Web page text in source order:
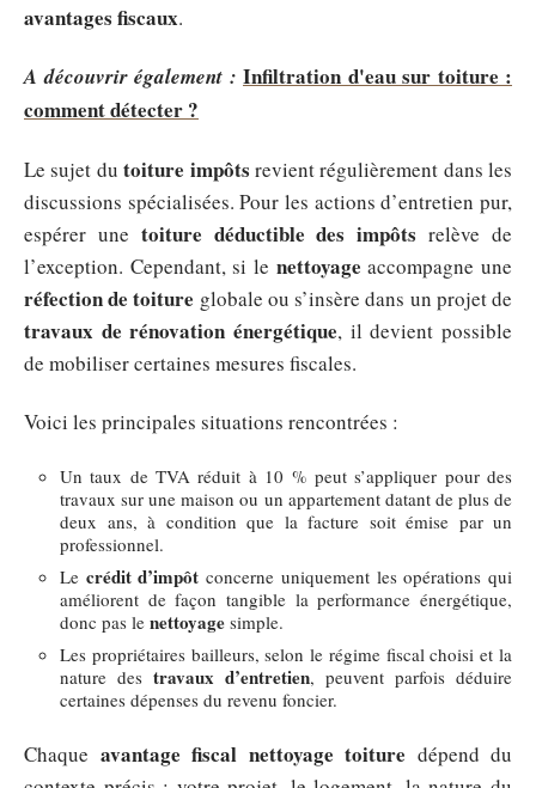
avantages fiscaux.
A découvrir également : Infiltration d'eau sur toiture :
comment détecter ?
Le sujet dutoiture impôts revient régulièrement dans les
discussions spécialisées. Pour les actions d’entretien pur,
espérer une toiture déductible des impôts relève de
l’exception. Cependant, si le nettoyage accompagne une
réfection de toiture globale ou s’insère dans un projet de
travaux de rénovation énergétique, il devient possible
de mobiliser certaines mesures fiscales.
Voici les principales situations rencontrées :
Un taux de TVA réduit à 10 % peut s’appliquer pour des
travaux sur une maison ou un appartement datant de plus de
deux ans, à condition que la facture soit émise par un
professionnel.
Le crédit d’impôt concerne uniquement les opérations qui
améliorent de façon tangible la performance énergétique,
donc pas le nettoyage simple.
Les propriétaires bailleurs, selon le régime fiscal choisi et la
nature des travaux d’entretien, peuvent parfois déduire
certaines dépenses du revenu foncier.
Chaque avantage fiscal nettoyage toiture dépend du